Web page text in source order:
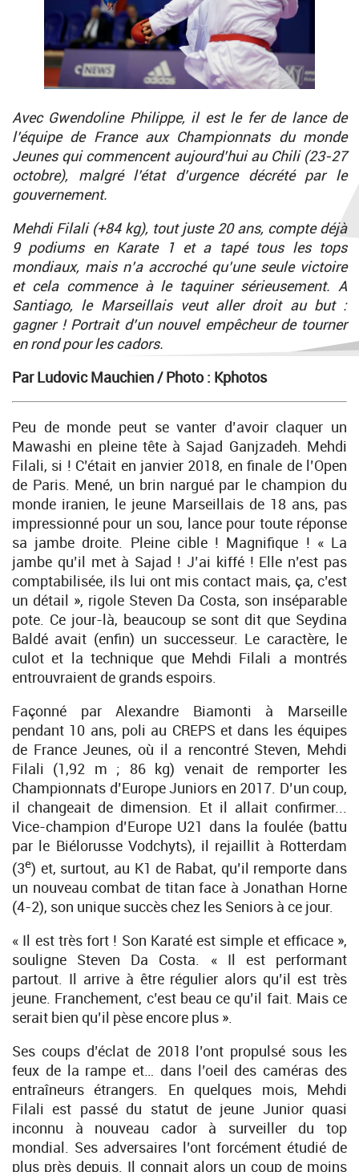
Avec Gwendoline Philippe, il est le fer de lance de
l’équipe de France aux Championnats du monde
Jeunes qui commencent aujourd’hui au Chili (23-27
octobre), malgré l’état d’urgence décrété par le
gouvernement.
Mehdi Filali (+84 kg), tout juste 20 ans, compte déjà
9 podiums en Karate 1 et a tapé tous les tops
mondiaux, mais n’a accroché qu’une seule victoire
et cela commence à le taquiner sérieusement. A
Santiago, le Marseillais veut aller droit au but :
gagner ! Portrait d’un nouvel empêcheur de tourner
en rond pour les cadors.
Par Ludovic Mauchien /Photo : Kphotos
Peu de monde peut se vanter d’avoir claquer un
Mawashi en pleine tête à Sajad Ganjzadeh. Mehdi
Filali, si ! C’était en janvier 2018, en finale de l’Open
de Paris. Mené, un brin nargué par le champion du
monde iranien, le jeune Marseillais de 18 ans, pas
impressionné pour un sou, lance pour toute réponse
sa jambe droite. Pleine cible ! Magnifique ! « La
jambe qu’il met à Sajad ! J’ai kiffé ! Elle n’est pas
comptabilisée, ils lui ont mis contact mais, ça, c’est
un détail », rigole Steven Da Costa, son inséparable
pote. Ce jour-là, beaucoup se sont dit que Seydina
Baldé avait (enfin) un successeur. Le caractère, le
culot et la technique que Mehdi Filali a montrés
entrouvraient de grands espoirs.
Façonné par Alexandre Biamonti à Marseille
pendant 10 ans, poli au CREPS et dans les équipes
de France Jeunes, où il a rencontré Steven, Mehdi
Filali (1,92 m ; 86 kg) venait de remporter les
Championnats d’Europe Juniors en 2017. D’un coup,
il changeait de dimension. Et il allait confirmer...
Vice-champion d’Europe U21 dans la foulée (battu
par le Biélorusse Vodchyts), il rejaillit à Rotterdam
(3e) et, surtout, au K1 de Rabat, qu’il remporte dans
un nouveau combat de titan face à Jonathan Horne
(4-2), son unique succès chez les Seniors à ce jour.
« Il est très fort ! Son Karaté est simple et efficace »,
souligne Steven Da Costa. « Il est performant
partout. Il arrive à être régulier alors qu’il est très
jeune. Franchement, c’est beau ce qu’il fait. Mais ce
serait bien qu’il pèse encore plus ».
Ses coups d’éclat de 2018 l’ont propulsé sous les
feux de la rampe et… dans l’oeil des caméras des
entraîneurs étrangers. En quelques mois, Mehdi
Filali est passé du statut de jeune Junior quasi
inconnu à nouveau cador à surveiller du top
mondial. Ses adversaires l’ont forcément étudié de
plus près depuis. Il connait alors un coup de moins